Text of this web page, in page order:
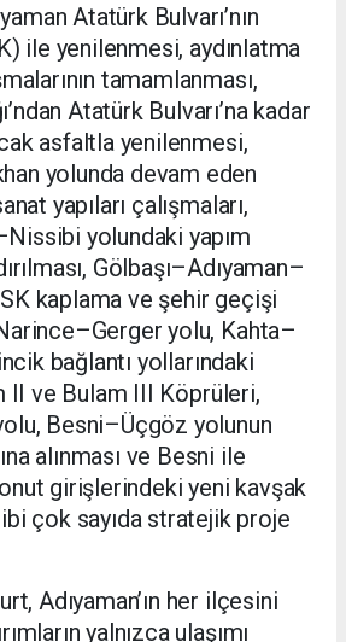
Atatürk Bulvarı’nın
ile yenilenmesi, aydınlatma
tamamlanması,
Atatürk Bulvarı’na kadar
asfaltla yenilenmesi,
yolunda devam eden
yapıları çalışmaları,
yolundaki yapım
Gölbaşı–Adıyaman–
kaplama ve şehir geçişi
yolu, Kahta–
bağlantı yollarındaki
II ve Bulam III Köprüleri,
Besni–Üçgöz yolunun
alınması ve Besni ile
girişlerindeki yeni kavşak
çok sayıda stratejik proje
Adıyaman’ın her ilçesini
yalnızca ulaşımı